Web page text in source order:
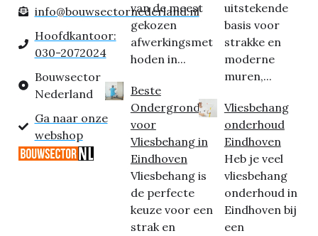
info@bouwsectornederland.nl
Hoofdkantoor:
030-2072024
Bouwsector
Nederland
Ga naar onze
webshop
van de meest
gekozen
afwerkingsmet
hoden in...
Beste
Ondergrond
voor
Vliesbehang in
Eindhoven
Vliesbehang is
de perfecte
keuze voor een
strak en
uitstekende
basis voor
strakke en
moderne
muren,...
Vliesbehang
onderhoud
Eindhoven
Heb je veel
vliesbehang
onderhoud in
Eindhoven bij
een